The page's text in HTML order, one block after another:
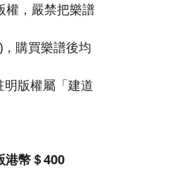
權，嚴禁把樂譜
購買樂譜後均
版權屬「建道
港幣＄400